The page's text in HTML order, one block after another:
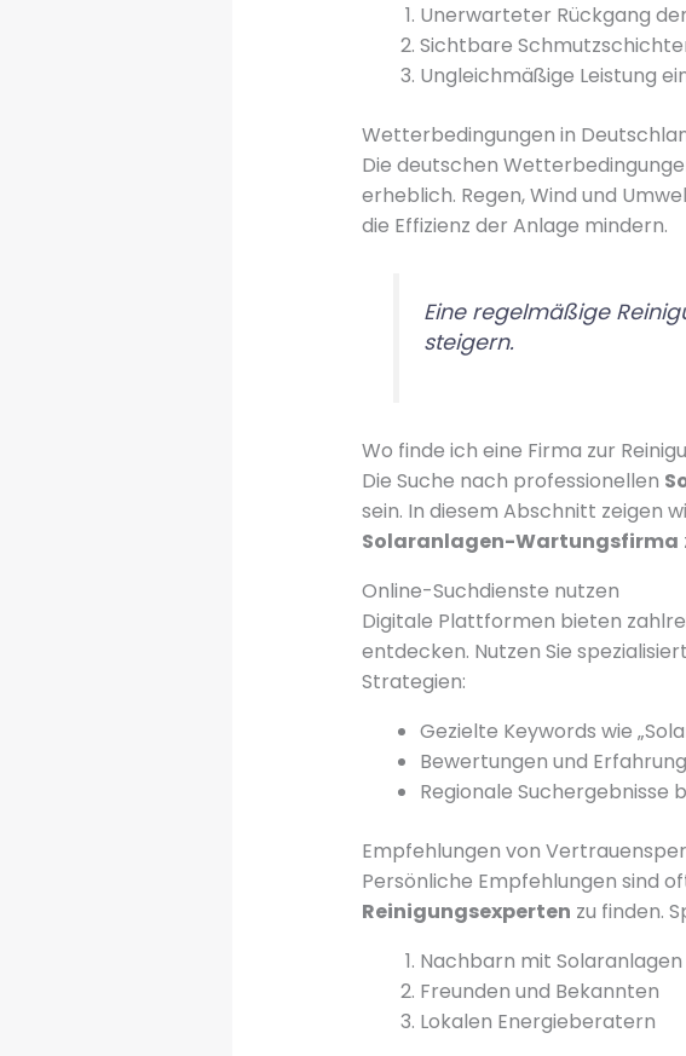
Unerwarteter Rückgang
Sichtbare
Ungleichmäßige Leistung
Wetterbedingungen in
Die deutschen
erheblich. Regen, Wind und
die Effizienz der Anlage mindern.
Eine regelmäßige
steigern.
Wo finde ich eine Firma zur
Die Suche nach professionellen
sein. In diesem Abschnitt zeigen
Solaranlagen-Wartungsfirma
Online-Suchdienste nutzen
Digitale Plattformen bieten
entdecken. Nutzen Sie
Strategien:
Gezielte Keywords wie
Bewertungen und
Regionale Suchergebnisse
Empfehlungen von
Persönliche Empfehlungen sind
Reinigungsexperten zu finden.
Nachbarn mit Solaranlagen
Freunden und Bekannten
Lokalen Energieberatern